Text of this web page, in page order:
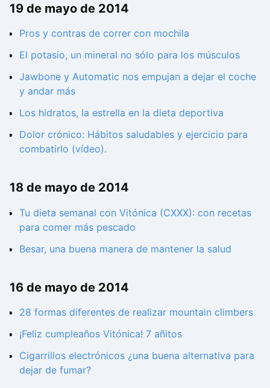
19 de mayo de 2014
Pros y contras de correr con mochila
El potasio, un mineral no sólo para los músculos
Jawbone y Automatic nos empujan a dejar el coche
y andar más
Los hidratos, la estrella en la dieta deportiva
Dolor crónico: Hábitos saludables y ejercicio para
combatirlo (vídeo).
18 de mayo de 2014
Tu dieta semanal con Vitónica (CXXX): con recetas
para comer más pescado
Besar, una buena manera de mantener la salud
16 de mayo de 2014
28 formas diferentes de realizar mountain climbers
¡Feliz cumpleaños Vitónica! 7 añitos
Cigarrillos electrónicos ¿una buena alternativa para
dejar de fumar?